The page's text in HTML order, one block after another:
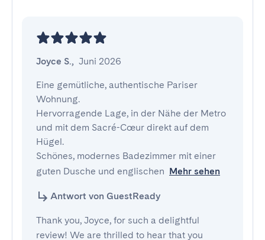
Joyce S., Juni 2026
Eine gemütliche, authentische Pariser
Wohnung.
Hervorragende Lage, in der Nähe der Metro
und mit dem Sacré-Cœur direkt auf dem
Hügel.
Schönes, modernes Badezimmer mit einer
guten Dusche und englischen Mehr sehen
Antwort von GuestReady
Thank you, Joyce, for such a delightful
review! We are thrilled to hear that you